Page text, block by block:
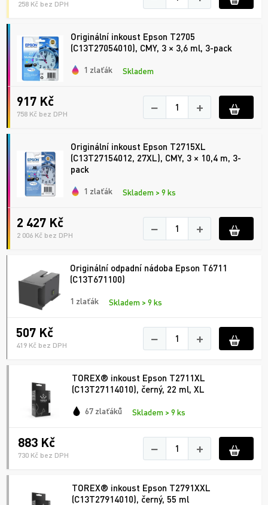
258 Kč bez DPH
Originální inkoust Epson T2705
(C13T27054010), CMY, 3 × 3,6 ml, 3-pack
1 zlaťák Skladem
917 Kč
758 Kč bez DPH − +
Originální inkoust Epson T2715XL
(C13T27154012, 27XL), CMY, 3 × 10,4 m, 3-
pack
1 zlaťák Skladem > 9 ks
2 427 Kč
2 006 Kč bez DPH − +
Originální odpadní nádoba Epson T6711
(C13T671100)
1 zlaťák Skladem > 9 ks
507 Kč
419 Kč bez DPH − +
TOREX® inkoust Epson T2711XL
(C13T27114010), černý, 22 ml, XL
67 zlaťáků Skladem > 9 ks
883 Kč
730 Kč bez DPH − +
TOREX® inkoust Epson T2791XXL
(C13T27914010), černý, 55 ml